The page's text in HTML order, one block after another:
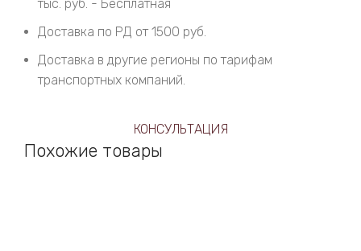
тыс. руб. - Бесплатная
Доставка по РД от 1500 руб.
Доставка в другие регионы по тарифам
транспортных компаний.
КОНСУЛЬТАЦИЯ
Похожие товары